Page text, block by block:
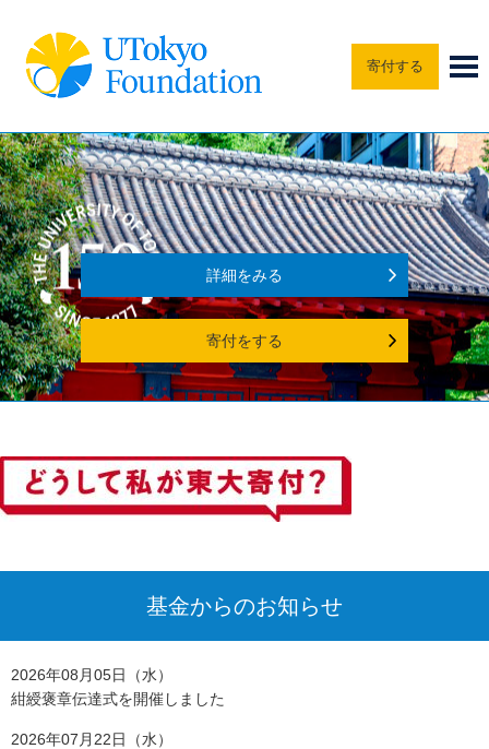
寄付する
詳細をみる
寄付をする
基金からのお知らせ
2026年08月05日（水）
紺綬褒章伝達式を開催しました
2026年07月22日（水）